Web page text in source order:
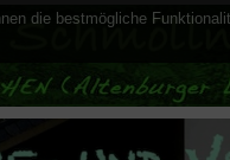
die bestmögliche